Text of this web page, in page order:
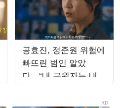
공효진, 정준원 위험에
빠뜨린 범인 알았
다…“내 구원자는 내
남편” (‘유부녀 킬러’)